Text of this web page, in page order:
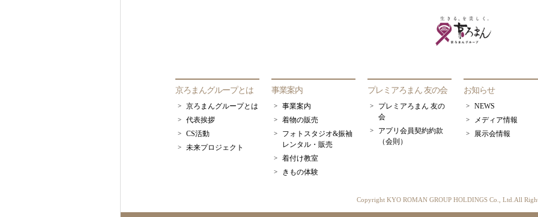
京ろまんグループとは
京ろまんグループとは
代表挨拶
CS活動
未来プロジェクト
事業案内
事業案内
着物の販売
フォトスタジオ&振袖
レンタル・販売
着付け教室
きもの体験
プレミアろまん 友の会
プレミアろまん 友の
会
アプリ会員契約約款
（会則）
お知らせ
NEWS
メディア情報
展示会情報
Copyright KYO ROMAN GROUP HOLDINGS Co., Ltd.All